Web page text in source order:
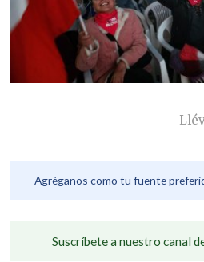
Agréganos como tu fuente
Suscríbete a nuestro canal